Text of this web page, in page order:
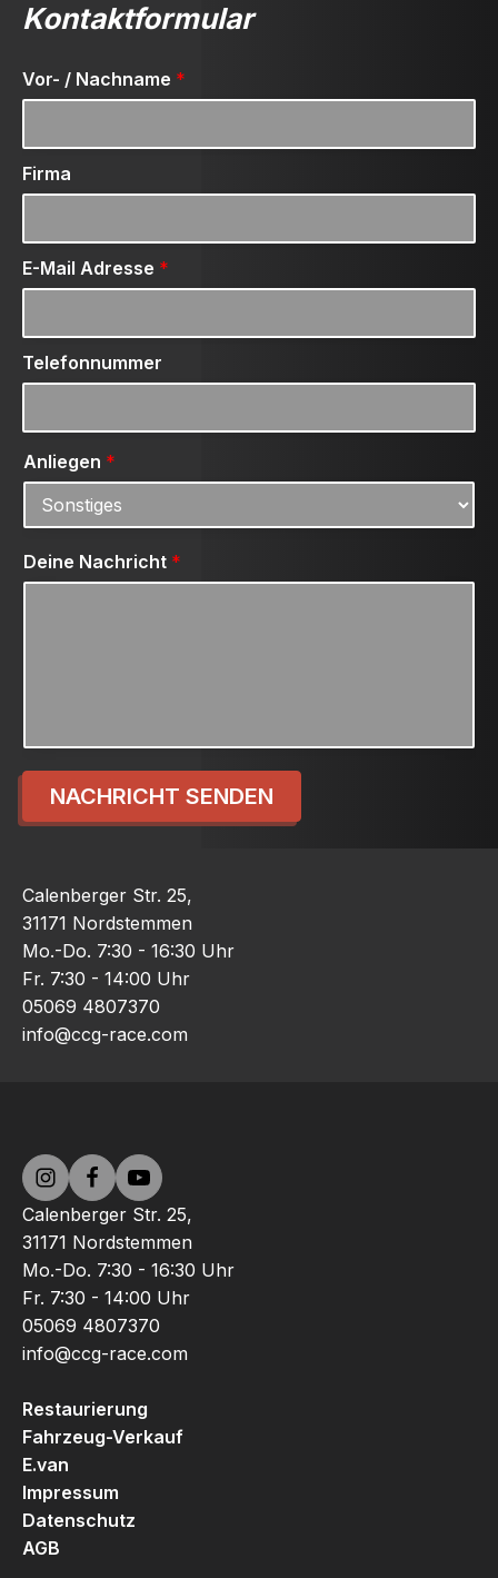
Kontaktformular
Vor- / Nachname *
Firma
E-Mail Adresse *
Telefonnummer
Anliegen *
Deine Nachricht *
NACHRICHT SENDEN
Calenberger Str. 25,
31171 Nordstemmen
Mo.-Do. 7:30 - 16:30 Uhr
Fr. 7:30 - 14:00 Uhr
05069 4807370
info@ccg-race.com
Calenberger Str. 25,
31171 Nordstemmen
Mo.-Do. 7:30 - 16:30 Uhr
Fr. 7:30 - 14:00 Uhr
05069 4807370
info@ccg-race.com
Restaurierung
Fahrzeug-Verkauf
E.van
Impressum
Datenschutz
AGB